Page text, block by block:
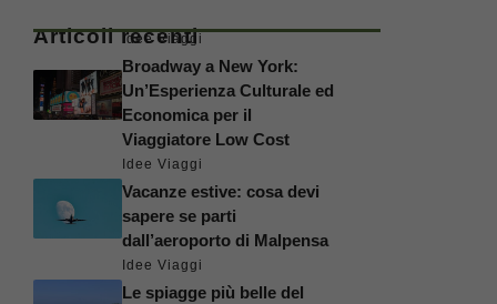
Articoli recenti
Idee Viaggi
Broadway a New York:
Un’Esperienza Culturale ed
Economica per il
Viaggiatore Low Cost
Idee Viaggi
Vacanze estive: cosa devi
sapere se parti
dall’aeroporto di Malpensa
Idee Viaggi
Le spiagge più belle del